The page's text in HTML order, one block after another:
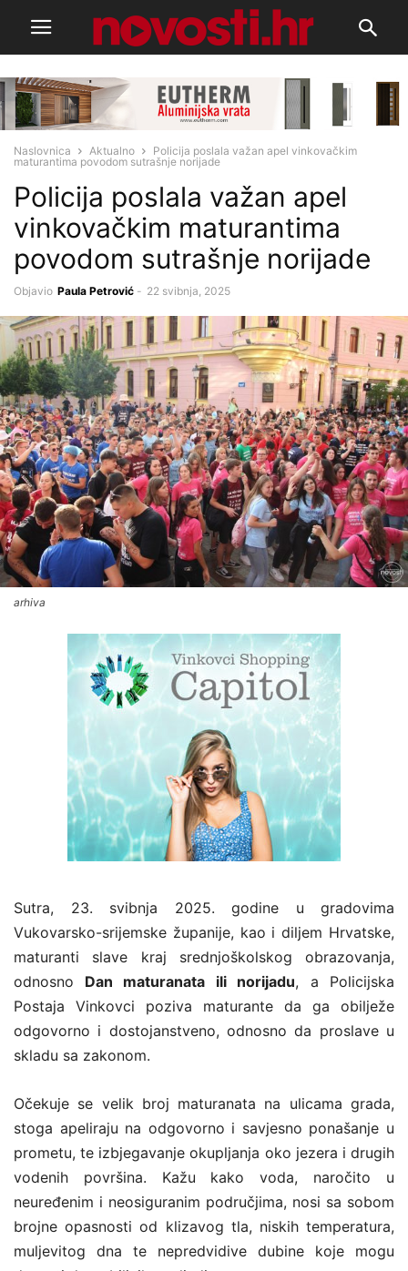
Naslovnica Aktualno
Policija poslala važan apel vinkovačkim
maturantima povodom sutrašnje norijade
Policija poslala važan apel
vinkovačkim maturantima
povodom sutrašnje norijade
Objavio Paula Petrović - 22 svibnja, 2025
arhiva
Sutra, 23. svibnja 2025. godine u gradovima
Vukovarsko-srijemske županije, kao i diljem Hrvatske,
maturanti slave kraj srednjoškolskog obrazovanja,
odnosno Dan maturanata ili norijadu, a Policijska
Postaja Vinkovci poziva maturante da ga obilježe
odgovorno i dostojanstveno, odnosno da proslave u
skladu sa zakonom.
Očekuje se velik broj maturanata na ulicama grada,
stoga apeliraju na odgovorno i savjesno ponašanje u
prometu, te izbjegavanje okupljanja oko jezera i drugih
vodenih površina. Kažu kako voda, naročito u
neuređenim i neosiguranim područjima, nosi sa sobom
brojne opasnosti od klizavog tla, niskih temperatura,
muljevitog dna te nepredvidive dubine koje mogu